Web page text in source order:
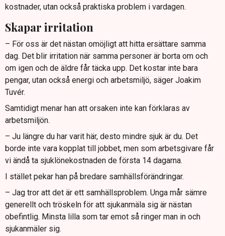
kostnader, utan också praktiska problem i vardagen.
Skapar irritation
– För oss är det nästan omöjligt att hitta ersättare samma
dag. Det blir irritation när samma personer är borta om och
om igen och de äldre får täcka upp. Det kostar inte bara
pengar, utan också energi och arbetsmiljö, säger Joakim
Tuvér.
Samtidigt menar han att orsaken inte kan förklaras av
arbetsmiljön.
– Ju längre du har varit här, desto mindre sjuk är du. Det
borde inte vara kopplat till jobbet, men som arbetsgivare får
vi ändå ta sjuklönekostnaden de första 14 dagarna.
I stället pekar han på bredare samhällsförändringar.
– Jag tror att det är ett samhällsproblem. Unga mår sämre
generellt och tröskeln för att sjukanmäla sig är nästan
obefintlig. Minsta lilla som tar emot så ringer man in och
sjukanmäler sig.